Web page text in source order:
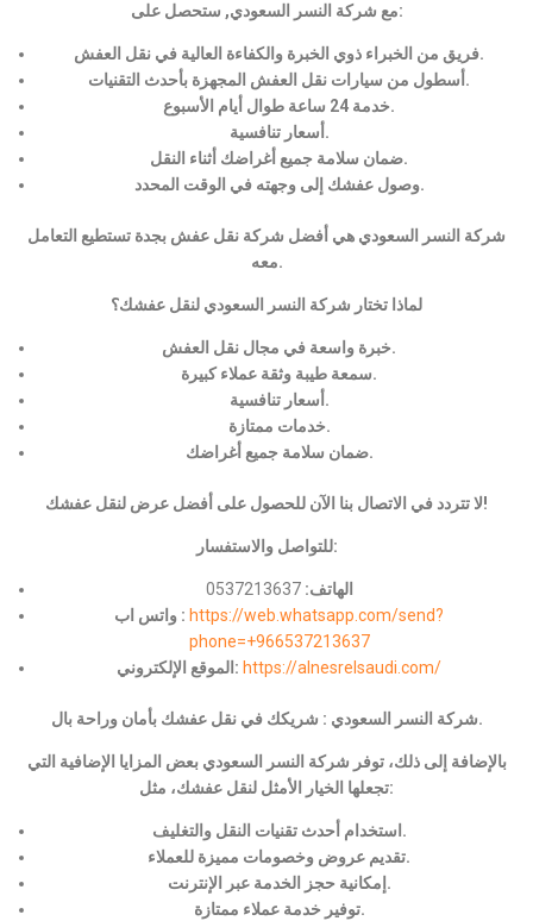
مع شركة النسر السعودي, ستحصل على:
فريق من الخبراء ذوي الخبرة والكفاءة العالية في نقل العفش.
أسطول من سيارات نقل العفش المجهزة بأحدث التقنيات.
خدمة 24 ساعة طوال أيام الأسبوع.
أسعار تنافسية.
ضمان سلامة جميع أغراضك أثناء النقل.
وصول عفشك إلى وجهته في الوقت المحدد.
شركة النسر السعودي هي أفضل شركة نقل عفش بجدة تستطيع التعامل
معه.
لماذا تختار شركة النسر السعودي لنقل عفشك؟
خبرة واسعة في مجال نقل العفش.
سمعة طيبة وثقة عملاء كبيرة.
أسعار تنافسية.
خدمات ممتازة.
ضمان سلامة جميع أغراضك.
لا تتردد في الاتصال بنا الآن للحصول على أفضل عرض لنقل عفشك!
للتواصل والاستفسار:
الهاتف: 0537213637
واتس اب : https://web.whatsapp.com/send?
phone=+966537213637
الموقع الإلكتروني: https://alnesrelsaudi.com/
شركة النسر السعودي : شريكك في نقل عفشك بأمان وراحة بال.
بالإضافة إلى ذلك، توفر شركة النسر السعودي بعض المزايا الإضافية التي
تجعلها الخيار الأمثل لنقل عفشك، مثل:
استخدام أحدث تقنيات النقل والتغليف.
تقديم عروض وخصومات مميزة للعملاء.
إمكانية حجز الخدمة عبر الإنترنت.
توفير خدمة عملاء ممتازة.